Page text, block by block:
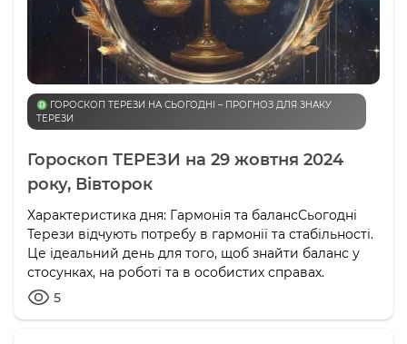
♎️ ГОРОСКОП ТЕРЕЗИ НА СЬОГОДНІ – ПРОГНОЗ ДЛЯ ЗНАКУ
ТЕРЕЗИ
Гороскоп ТЕРЕЗИ на 29 жовтня 2024
року, Вівторок
Характеристика дня: Гармонія та балансСьогодні
Терези відчують потребу в гармонії та стабільності.
Це ідеальний день для того, щоб знайти баланс у
стосунках, на роботі та в особистих справах.
5